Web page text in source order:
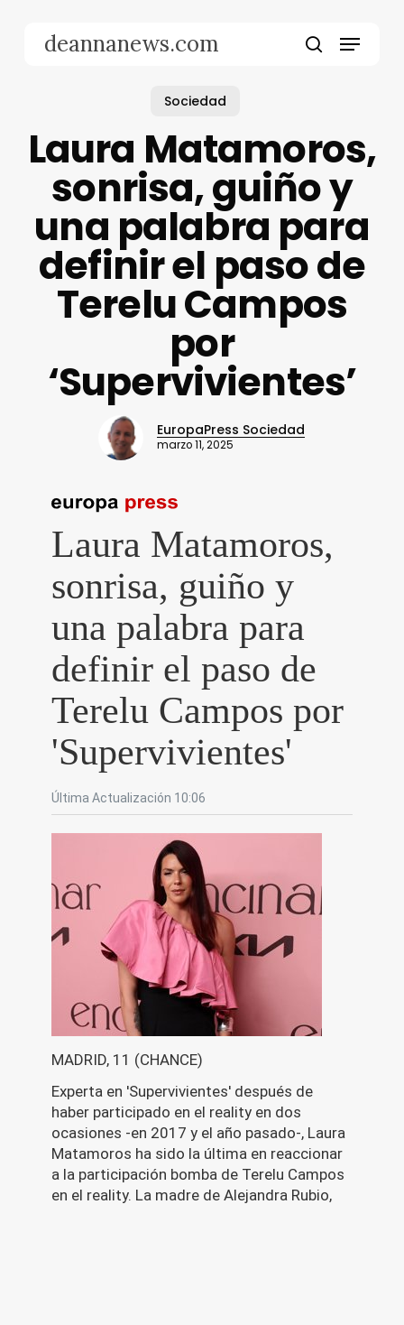
deannanews.com Menu
Sociedad
Laura Matamoros,
sonrisa, guiño y
una palabra para
definir el paso de
Terelu Campos
por
‘Supervivientes’
EuropaPress Sociedad
marzo 11, 2025